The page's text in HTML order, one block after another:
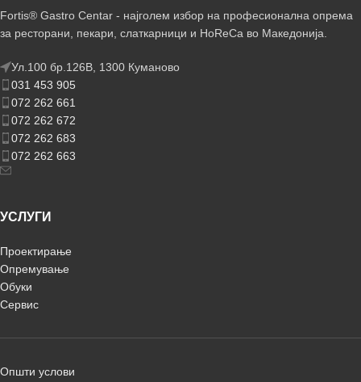
Fortis® Gastro Centar - најголем избор на професионална опрема
за ресторани, пекари, слаткарници и HoReCa во Македонија.
Ул.100 бр.126В, 1300 Куманово
031 453 905
072 262 661
072 262 672
072 262 683
072 262 663
УСЛУГИ
Проектирање
Опремување
Обуки
Сервис
Општи услови